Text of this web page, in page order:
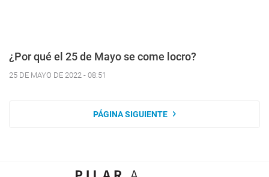
¿Por qué el 25 de Mayo se come locro?
25 DE MAYO DE 2022 - 08:51
PÁGINA SIGUIENTE